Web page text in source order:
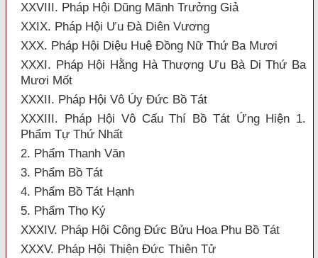
XXVIII. Pháp Hội Dũng Mãnh Trưởng Giả
XXIX. Pháp Hội Ưu Đà Diên Vương
XXX. Pháp Hội Diệu Huệ Đồng Nữ Thứ Ba Mươi
XXXI. Pháp Hội Hằng Hà Thượng Ưu Bà Di Thứ Ba
Mươi Mốt
XXXII. Pháp Hội Vô Úy Đức Bồ Tát
XXXIII. Pháp Hội Vô Cấu Thí Bồ Tát Ứng Hiện 1.
Phẩm Tự Thứ Nhất
2. Phẩm Thanh Văn
3. Phẩm Bồ Tát
4. Phẩm Bồ Tát Hạnh
5. Phẩm Thọ Ký
XXXIV. Pháp Hội Công Đức Bửu Hoa Phu Bồ Tát
XXXV. Pháp Hội Thiện Đức Thiên Tử